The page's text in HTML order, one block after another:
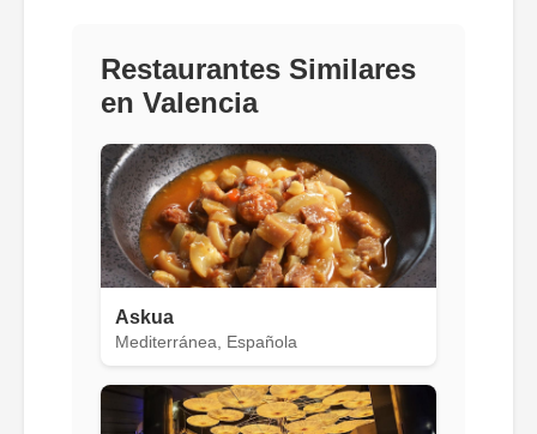
Restaurantes Similares
en Valencia
Askua
Mediterránea, Española